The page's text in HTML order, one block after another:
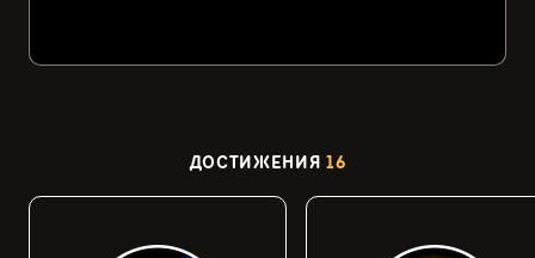
ДОСТИЖЕНИЯ 16